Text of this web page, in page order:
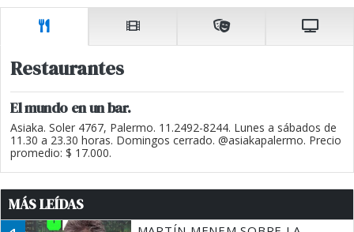
Restaurantes
El mundo en un bar.
Asiaka. Soler 4767, Palermo. 11.2492-8244. Lunes a sábados de
11.30 a 23.30 horas. Domingos cerrado. @asiakapalermo. Precio
promedio: $ 17.000.
MÁS LEÍDAS